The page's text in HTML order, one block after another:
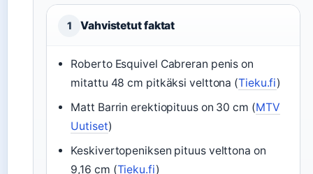
1 Vahvistetut faktat
Roberto Esquivel Cabreran penis on
mitattu 48 cm pitkäksi velttona (Tieku.fi)
Matt Barrin erektiopituus on 30 cm (MTV
Uutiset)
Keskivertopeniksen pituus velttona on
9,16 cm (Tieku.fi)